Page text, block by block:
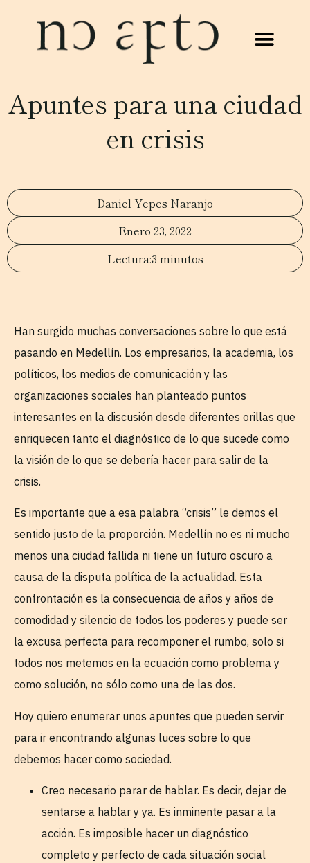
Apuntes para una ciudad
en crisis
Daniel Yepes Naranjo
Enero 23, 2022
3 minutos
Han surgido muchas conversaciones sobre lo que está
pasando en Medellín. Los empresarios, la academia, los
políticos, los medios de comunicación y las
organizaciones sociales han planteado puntos
interesantes en la discusión desde diferentes orillas que
enriquecen tanto el diagnóstico de lo que sucede como
la visión de lo que se debería hacer para salir de la
crisis.
Es importante que a esa palabra “crisis” le demos el
sentido justo de la proporción. Medellín no es ni mucho
menos una ciudad fallida ni tiene un futuro oscuro a
causa de la disputa política de la actualidad. Esta
confrontación es la consecuencia de años y años de
comodidad y silencio de todos los poderes y puede ser
la excusa perfecta para recomponer el rumbo, solo si
todos nos metemos en la ecuación como problema y
como solución, no sólo como una de las dos.
Hoy quiero enumerar unos apuntes que pueden servir
para ir encontrando algunas luces sobre lo que
debemos hacer como sociedad.
Creo necesario parar de hablar. Es decir, dejar de
sentarse a hablar y ya. Es inminente pasar a la
acción. Es imposible hacer un diagnóstico
completo y perfecto de cada situación social